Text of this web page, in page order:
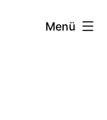
Menü